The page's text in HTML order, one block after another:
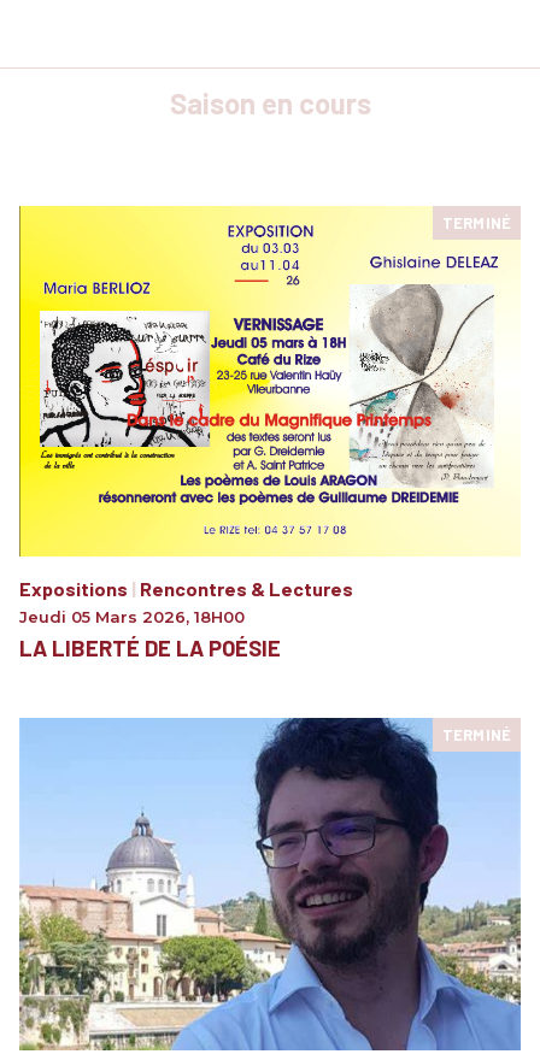
Saison en cours
TERMINÉ
Expositions | Rencontres & Lectures
Jeudi 05 Mars 2026, 18H00
LA LIBERTÉ DE LA POÉSIE
TERMINÉ